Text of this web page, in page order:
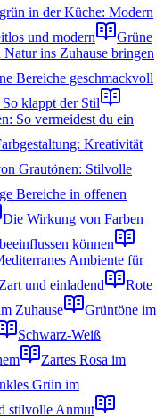
in der Küche: Modern
und modern
Grüne
ins Zuhause bringen
Bereiche geschmackvoll
klappt der Stil
So vermeidest du ein
Kreativität
Grautönen: Stilvolle
Bereiche in offenen
Die Wirkung von Farben
können
Ambiente für
und einladend
Rote
Zuhause
Grüntöne im
Schwarz-Weiß
Zartes Rosa im
Grün im
stilvolle Anmut